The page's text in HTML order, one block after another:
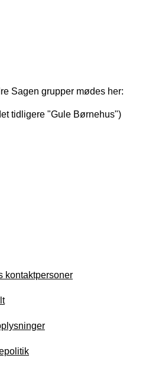
Sagen grupper mødes her:
tidligere "Gule Børnehus")
kontaktpersoner